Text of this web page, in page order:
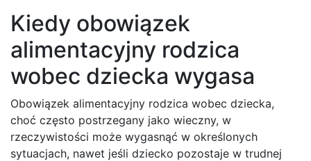
Kiedy obowiązek
alimentacyjny rodzica
wobec dziecka wygasa
Obowiązek alimentacyjny rodzica wobec dziecka,
choć często postrzegany jako wieczny, w
rzeczywistości może wygasnąć w określonych
sytuacjach, nawet jeśli dziecko pozostaje w trudnej